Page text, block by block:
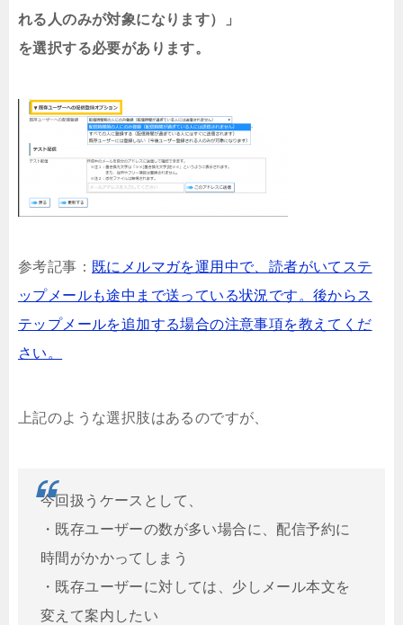
れる人のみが対象になります）」
を選択する必要があります。
参考記事： 既にメルマガを運用中で、読者がいてステ
ップメールも途中まで送っている状況です。後からス
テップメールを追加する場合の注意事項を教えてくだ
さい。
上記のような選択肢はあるのですが、
今回扱うケースとして、
・既存ユーザーの数が多い場合に、配信予約に
時間がかかってしまう
・既存ユーザーに対しては、少しメール本文を
変えて案内したい